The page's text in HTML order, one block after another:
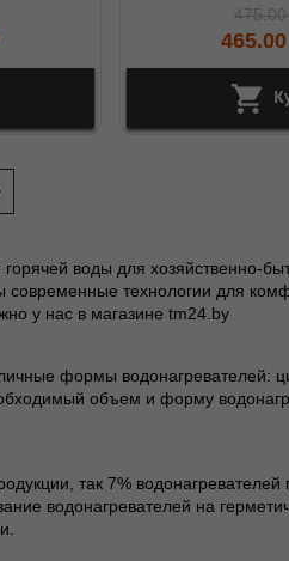
475.00
465.00
воды для хозяйственно-
современные технологии для
у нас в магазине tm24.by
формы водонагревателей:
объем и форму
так 7% водонагревателей
водонагревателей на